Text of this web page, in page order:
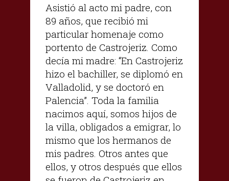
Asistió al acto mi padre, con
89 años, que recibió mi
particular homenaje como
portento de Castrojeriz. Como
decía mi madre: “En Castrojeriz
hizo el bachiller, se diplomó en
Valladolid, y se doctoró en
Palencia”. Toda la familia
nacimos aquí, somos hijos de
la villa, obligados a emigrar, lo
mismo que los hermanos de
mis padres. Otros antes que
ellos, y otros después que ellos